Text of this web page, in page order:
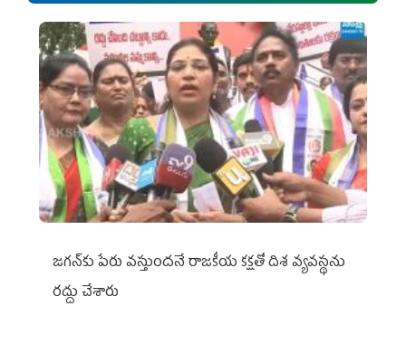
జగన్‌కు పేరు వస్తుందనే రాజకీయ కక్షతో దిశ వ్య‌వ‌స్థ‌ను
రద్దు చేశారు